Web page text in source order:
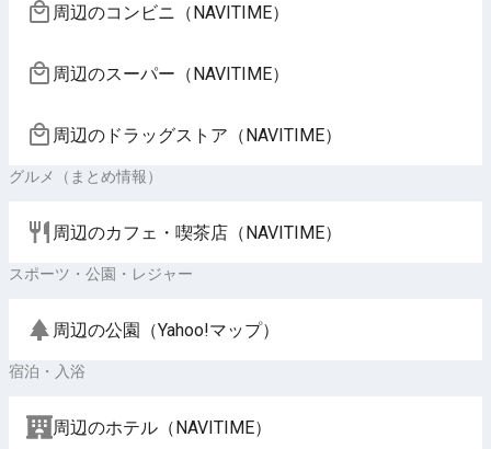
周辺のコンビニ（NAVITIME）
周辺のスーパー（NAVITIME）
周辺のドラッグストア（NAVITIME）
グルメ（まとめ情報）
周辺のカフェ・喫茶店（NAVITIME）
スポーツ・公園・レジャー
周辺の公園（Yahoo!マップ）
宿泊・入浴
周辺のホテル（NAVITIME）